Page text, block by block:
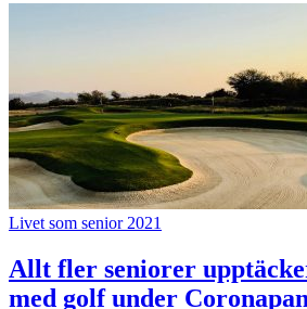
Livet som senior 2021
Allt fler seniorer
med golf under